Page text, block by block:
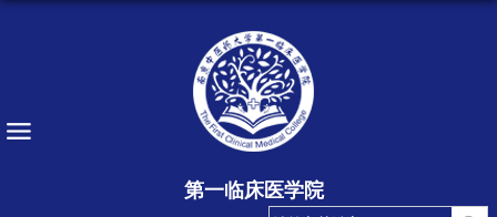
第一临床医学院